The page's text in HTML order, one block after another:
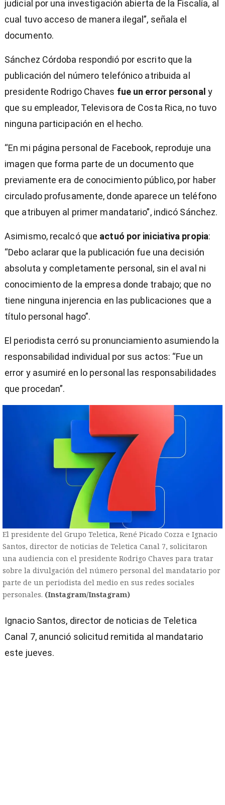
judicial por una investigación abierta de la Fiscalía, al
cual tuvo acceso de manera ilegal”, señala el
documento.
Sánchez Córdoba respondió por escrito que la
publicación del número telefónico atribuida al
presidente Rodrigo Chaves fue un error personal y
que su empleador, Televisora de Costa Rica, no tuvo
ninguna participación en el hecho.
“En mi página personal de Facebook, reproduje una
imagen que forma parte de un documento que
previamente era de conocimiento público, por haber
circulado profusamente, donde aparece un teléfono
que atribuyen al primer mandatario”, indicó Sánchez.
Asimismo, recalcó que actuó por iniciativa propia:
“Debo aclarar que la publicación fue una decisión
absoluta y completamente personal, sin el aval ni
conocimiento de la empresa donde trabajo; que no
tiene ninguna injerencia en las publicaciones que a
título personal hago”.
El periodista cerró su pronunciamiento asumiendo la
responsabilidad individual por sus actos: “Fue un
error y asumiré en lo personal las responsabilidades
que procedan”.
El presidente del Grupo Teletica, René Picado Cozza e Ignacio
Santos, director de noticias de Teletica Canal 7, solicitaron
una audiencia con el presidente Rodrigo Chaves para tratar
sobre la divulgación del número personal del mandatario por
parte de un periodista del medio en sus redes sociales
personales. (Instagram/Instagram)
Ignacio Santos, director de noticias de Teletica
Canal 7, anunció solicitud remitida al mandatario
este jueves.